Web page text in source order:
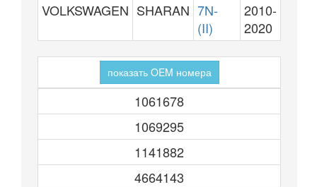
VOLKSWAGEN SHARAN 7N-
(II)
2010-
2020
показать OEM номера
1061678
1069295
1141882
4664143